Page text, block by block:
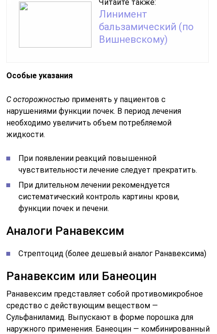
Читайте также:
Линимент
бальзамический (по
Вишневскому)
Особые указания
С осторожностью применять у пациентов с
нарушениями функции почек. В период лечения
необходимо увеличить объем потребляемой
жидкости.
При появлении реакций повышенной
чувствительности лечение следует прекратить.
При длительном лечении рекомендуется
систематический контроль картины крови,
функции почек и печени.
Аналоги Ранавексим
Стрептоцид (более дешевый аналог Ранавексима)
Ранавексим или Банеоцин
Ранавексим представляет собой противомикробное
средство с действующим веществом —
Сульфаниламид. Выпускают в форме порошка для
наружного применения. Банеоцин — комбинированный